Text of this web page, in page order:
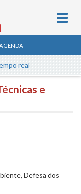
AGENDA
real
e
Defesa dos